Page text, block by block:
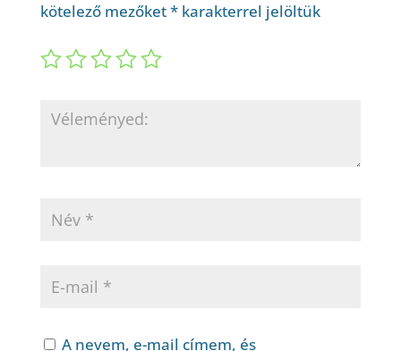
kötelező mezőket*karakterrel jelöltük
A nevem, e-mail címem, és